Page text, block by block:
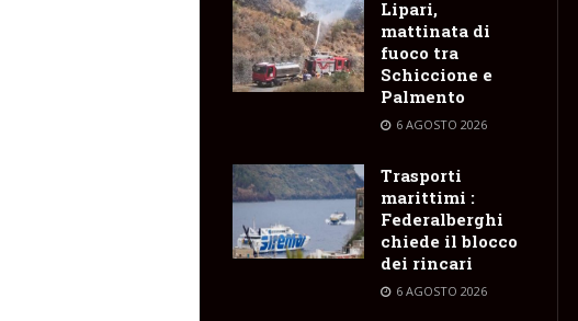
Lipari,
mattinata di
fuoco tra
Schiccione e
Palmento
6 AGOSTO 2026
Trasporti
marittimi :
Federalberghi
chiede il blocco
dei rincari
6 AGOSTO 2026